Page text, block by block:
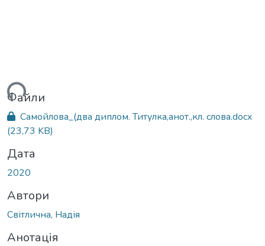
Файли
Самойлова_(два диплом. Титулка,анот.,кл. слова.docx
(23,73 KB)
Дата
2020
Автори
Світлична, Надія
Анотація